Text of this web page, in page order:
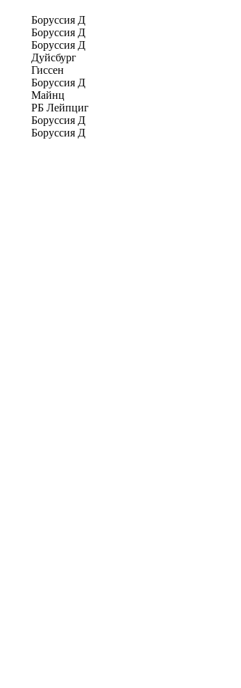
Боруссия Д
Боруссия Д
Боруссия Д
Дуйсбург
Гиссен
Боруссия Д
Майнц
РБ Лейпциг
Боруссия Д
Боруссия Д